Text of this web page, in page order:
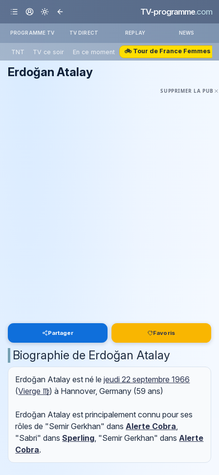
TV-programme.com
PROGRAMME TV TV DIRECT REPLAY NEWS
TNT TV ce soir En ce moment 🚲 Tour de France Femmes
Erdoğan Atalay
SUPPRIMER LA PUB
Partager Favoris
Biographie de Erdoğan Atalay
Erdoğan Atalay est né lejeudi 22 septembre 1966
(Vierge ♍) à Hannover, Germany (59 ans)
Erdoğan Atalay est principalement connu pour ses
rôles de "Semir Gerkhan" dansAlerte Cobra,
"Sabri" dansSperling, "Semir Gerkhan" dansAlerte
Cobra.